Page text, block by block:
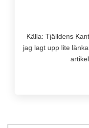
Källa: Tjälldens
jag lagt upp lite